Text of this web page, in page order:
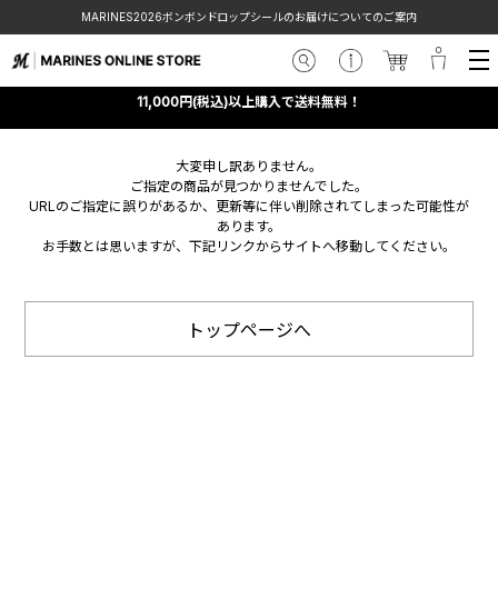
MARINES2026ボンボンドロップシールのお届けについてのご案内
11,000円(税込)以上購入で送料無料！
大変申し訳ありません。
ご指定の商品が見つかりませんでした。
URLのご指定に誤りがあるか、更新等に伴い削除されてしまった可能性が
あります。
お手数とは思いますが、下記リンクからサイトへ移動してください。
トップページへ